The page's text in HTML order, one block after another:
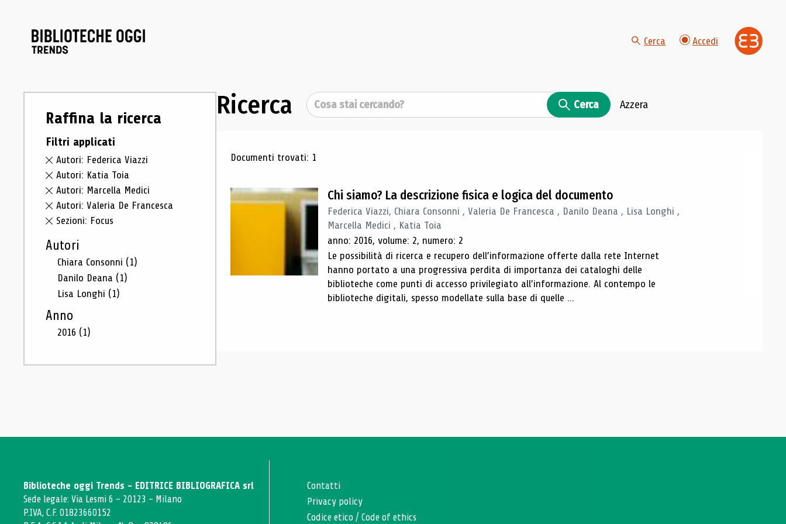
Cerca Accedi
Raffina la ricerca
Filtri applicati
Autori: Federica Viazzi
Autori: Katia Toia
Autori: Marcella Medici
Autori: Valeria De Francesca
Sezioni: Focus
Autori
Chiara Consonni (1)
Danilo Deana (1)
Lisa Longhi (1)
Anno
2016 (1)
Ricerca Cerca Cerca Azzera
Risultati di ricerca
Documenti trovati: 1
Chi siamo? La descrizione fisica e logica del documento
Federica Viazzi, Chiara Consonni , Valeria De Francesca , Danilo Deana , Lisa Longhi ,
Marcella Medici , Katia Toia
anno: 2016, volume: 2, numero: 2
Le possibilità di ricerca e recupero dell’informazione offerte dalla rete Internet
hanno portato a una progressiva perdita di importanza dei cataloghi delle
biblioteche come punti di accesso privilegiato all’informazione. Al contempo le
biblioteche digitali, spesso modellate sulla base di quelle ...
Biblioteche oggi Trends - EDITRICE BIBLIOGRAFICA srl
Sede legale: Via Lesmi 6 - 20123 - Milano
P.IVA, C.F. 01823660152
Contatti
Privacy policy
Codice etico /Code of ethics